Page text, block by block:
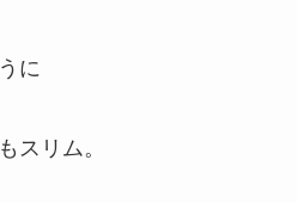
に
スリム。